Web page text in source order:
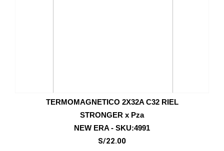
TERMOMAGNETICO 2X32A C32 RIEL
STRONGER x Pza
NEW ERA - SKU:4991
S/22.00